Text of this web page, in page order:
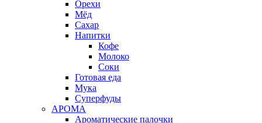
Орехи
Мёд
Сахар
Напитки
Кофе
Молоко
Соки
Готовая еда
Мука
Суперфуды
АРОМА
Ароматические палочки